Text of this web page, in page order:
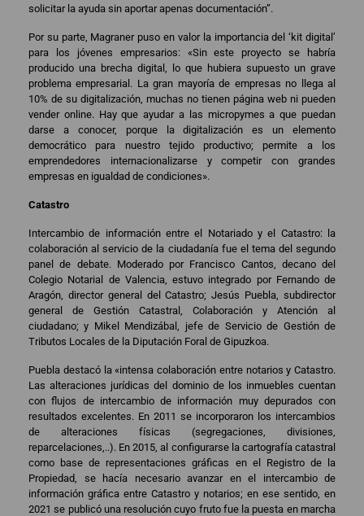
solicitar la ayuda sin aportar apenas documentación”.
Por su parte, Magraner puso en valor la importancia del ‘kit digital’
para los jóvenes empresarios: «Sin este proyecto se habría
producido una brecha digital, lo que hubiera supuesto un grave
problema empresarial. La gran mayoría de empresas no llega al
10% de su digitalización, muchas no tienen página web ni pueden
vender online. Hay que ayudar a las micropymes a que puedan
darse a conocer, porque la digitalización es un elemento
democrático para nuestro tejido productivo; permite a los
emprendedores internacionalizarse y competir con grandes
empresas en igualdad de condiciones».
Catastro
Intercambio de información entre el Notariado y el Catastro: la
colaboración al servicio de la ciudadanía fue el tema del segundo
panel de debate. Moderado por Francisco Cantos, decano del
Colegio Notarial de Valencia, estuvo integrado por Fernando de
Aragón, director general del Catastro; Jesús Puebla, subdirector
general de Gestión Catastral, Colaboración y Atención al
ciudadano; y Mikel Mendizábal, jefe de Servicio de Gestión de
Tributos Locales de la Diputación Foral de Gipuzkoa.
Puebla destacó la «intensa colaboración entre notarios y Catastro.
Las alteraciones jurídicas del dominio de los inmuebles cuentan
con flujos de intercambio de información muy depurados con
resultados excelentes. En 2011 se incorporaron los intercambios
de alteraciones físicas (segregaciones, divisiones,
reparcelaciones,..). En 2015, al configurarse la cartografía catastral
como base de representaciones gráficas en el Registro de la
Propiedad, se hacía necesario avanzar en el intercambio de
información gráfica entre Catastro y notarios; en ese sentido, en
2021 se publicó una resolución cuyo fruto fue la puesta en marcha